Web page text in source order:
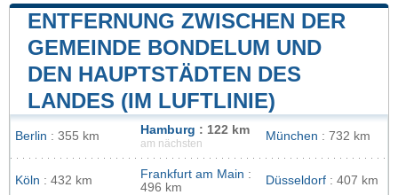
ENTFERNUNG ZWISCHEN DER
GEMEINDE BONDELUM UND
DEN HAUPTSTÄDTEN DES
LANDES (IM LUFTLINIE)
Berlin : 355 km Hamburg : 122 km
am nächsten
München : 732 km
Köln : 432 km Frankfurt am Main :
496 km
Düsseldorf : 407 km